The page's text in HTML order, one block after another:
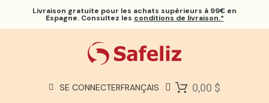
Livraison gratuite pour les achats supérieurs à 99€ en
Espagne. Consultez les conditions de livraison.*
SE CONNECTERFRANÇAIS 0,00 $